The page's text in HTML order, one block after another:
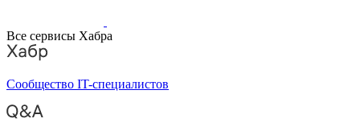
Все сервисы Хабра
Сообщество IT-специалистов